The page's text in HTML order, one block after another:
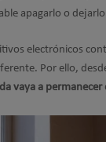
apagarlo o
electrónicos
Por ello,
vaya a permanecer